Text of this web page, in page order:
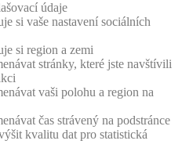
údaje
si vaše nastavení sociálních
si region a zemi
stránky, které jste navštívili
vaši polohu a region na
čas strávený na podstránce
kvalitu dat pro statistická